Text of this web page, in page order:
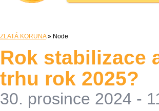
ZLATÁ KORUNA» Node
Rok stabilizace
trhu rok 2025?
30. prosince 2024 -